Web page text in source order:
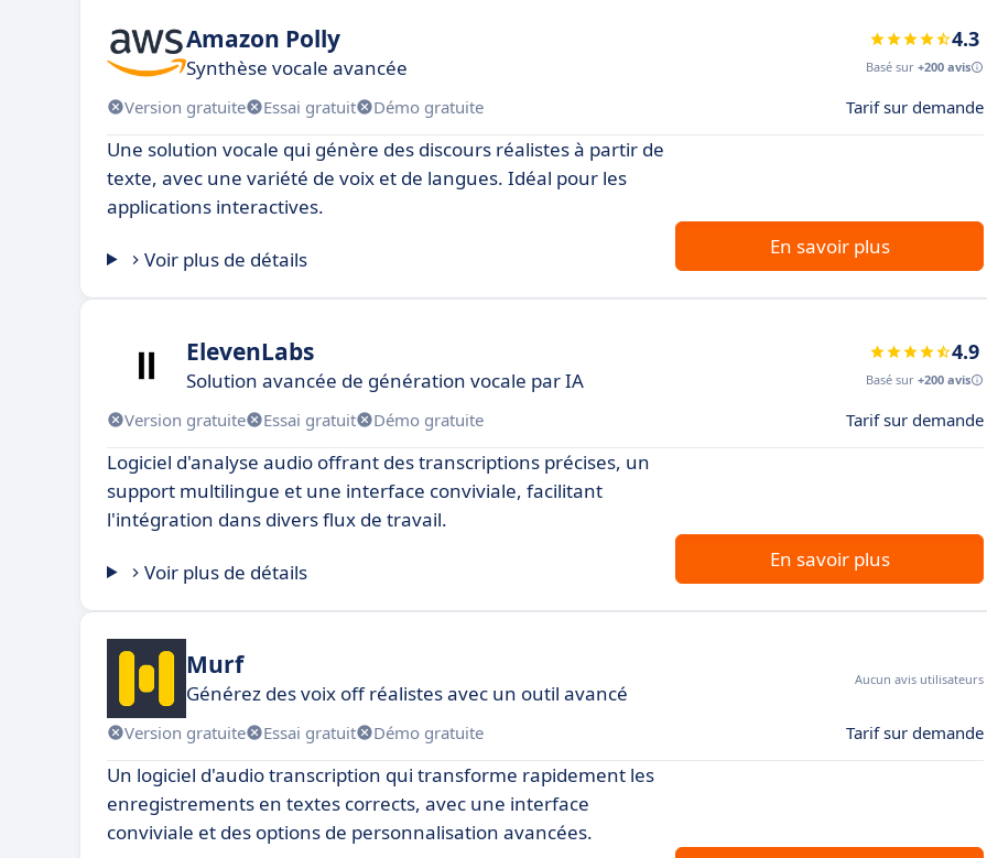
Amazon Polly
Synthèse vocale avancée
4.3
Basé sur +200 avis
Version gratuite Essai gratuit Démo gratuite Tarif sur demande
Une solution vocale qui génère des discours réalistes à partir de
texte, avec une variété de voix et de langues. Idéal pour les
applications interactives.
Voir plus de détails
En savoir plus
ElevenLabs
Solution avancée de génération vocale par IA
4.9
Basé sur +200 avis
Version gratuite Essai gratuit Démo gratuite Tarif sur demande
Logiciel d'analyse audio offrant des transcriptions précises, un
support multilingue et une interface conviviale, facilitant
l'intégration dans divers flux de travail.
Voir plus de détails
En savoir plus
Murf
Générez des voix off réalistes avec un outil avancé
Aucun avis utilisateurs
Version gratuite Essai gratuit Démo gratuite Tarif sur demande
Un logiciel d'audio transcription qui transforme rapidement les
enregistrements en textes corrects, avec une interface
conviviale et des options de personnalisation avancées.